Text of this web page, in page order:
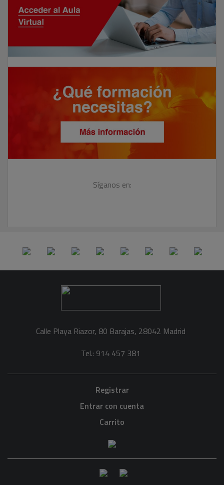
Síganos en:
Calle Playa Riazor, 80 Barajas, 28042 Madrid
Tel.: 914 457 381
Registrar
Entrar con cuenta
Carrito